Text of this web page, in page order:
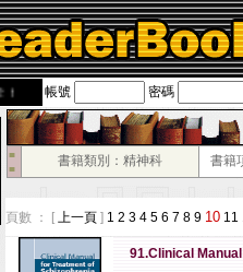
帳號 密碼
■
■
書籍類別：精神科 書籍
頁數 ： [ 上一頁 ] 1 2 3 4 5 6 7 8 9 10 11
91.Clinical